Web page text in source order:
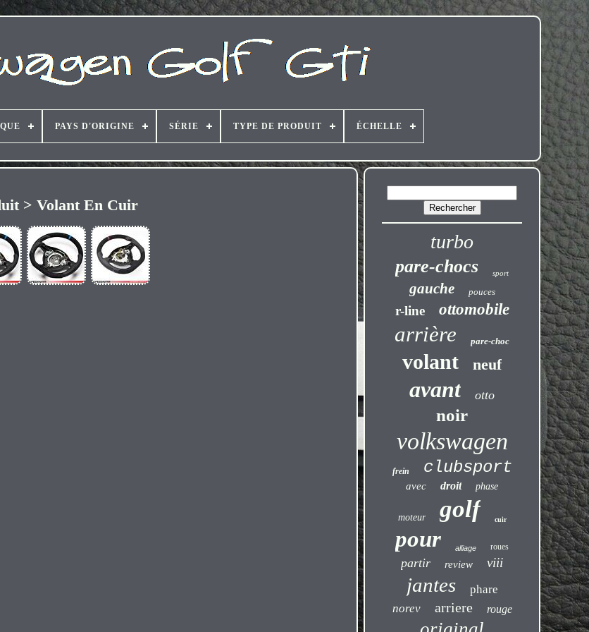
PAYS D'ORIGINE SÉRIE TYPE DE PRODUIT ÉCHELLE
> Volant En Cuir
turbo
pare-chocs sport
gauche pouces
r-line ottomobile
arrière pare-choc
volant neuf
avant otto
noir
volkswagen
frein clubsport
avec droit phase
moteur golf cuir
pour alliage roues
partir review viii
jantes
phare
norev
arriere rouge